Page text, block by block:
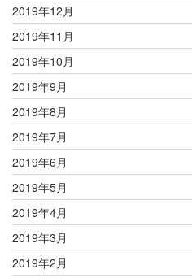
2019年12月
2019年11月
2019年10月
2019年9月
2019年8月
2019年7月
2019年6月
2019年5月
2019年4月
2019年3月
2019年2月